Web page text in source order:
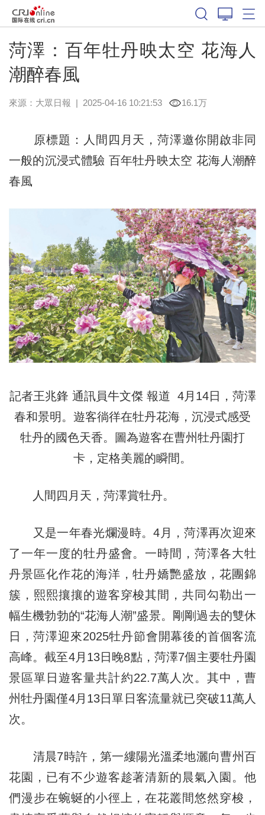
菏澤：百年牡丹映太空 花海人
潮醉春風
來源： 大眾日報 | 2025-04-16 10:21:53 16.1万
原標題：人間四月天，菏澤邀你開啟非同
一般的沉浸式體驗 百年牡丹映太空 花海人潮醉
春風
記者王兆鋒 通訊員牛文傑 報道 4月14日，菏澤
春和景明。遊客徜徉在牡丹花海，沉浸式感受
牡丹的國色天香。圖為遊客在曹州牡丹園打
卡，定格美麗的瞬間。
人間四月天，菏澤賞牡丹。
又是一年春光爛漫時。4月，菏澤再次迎來
了一年一度的牡丹盛會。一時間，菏澤各大牡
丹景區化作花的海洋，牡丹嬌艷盛放，花團錦
簇，熙熙攘攘的遊客穿梭其間，共同勾勒出一
幅生機勃勃的“花海人潮”盛景。剛剛過去的雙休
日，菏澤迎來2025牡丹節會開幕後的首個客流
高峰。截至4月13日晚8點，菏澤7個主要牡丹園
景區單日遊客量共計約22.7萬人次。其中，曹
州牡丹園僅4月13日單日客流量就已突破11萬人
次。
清晨7時許，第一縷陽光溫柔地灑向曹州百
花園，已有不少遊客趁著清新的晨氣入園。他
們漫步在蜿蜒的小徑上，在花叢間悠然穿梭，